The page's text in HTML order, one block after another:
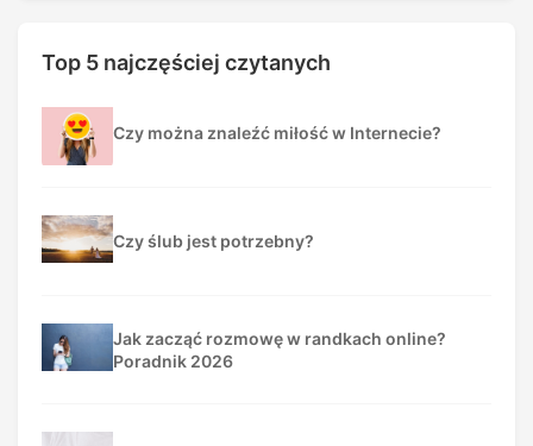
Top 5 najczęściej czytanych
Czy można znaleźć miłość w Internecie?
Czy ślub jest potrzebny?
Jak zacząć rozmowę w randkach online?
Poradnik 2026